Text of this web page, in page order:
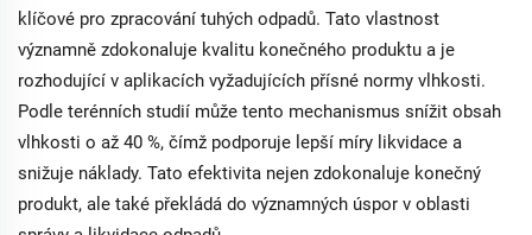
klíčové pro zpracování tuhých odpadů. Tato vlastnost
významně zdokonaluje kvalitu konečného produktu a je
rozhodující v aplikacích vyžadujících přísné normy vlhkosti.
Podle terénních studií může tento mechanismus snížit obsah
vlhkosti o až 40 %, čímž podporuje lepší míry likvidace a
snižuje náklady. Tato efektivita nejen zdokonaluje konečný
produkt, ale také překládá do významných úspor v oblasti